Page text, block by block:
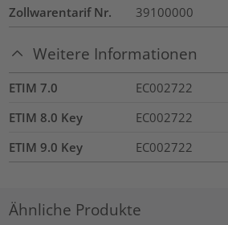
Zollwarentarif Nr. 39100000
Weitere Informationen
ETIM 7.0
EC002722
ETIM 8.0 Key
EC002722
ETIM 9.0 Key
EC002722
Ähnliche Produkte